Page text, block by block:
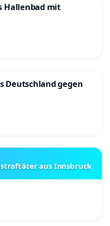
Hallenbad mit
Deutschland gegen
aus Innsbruck